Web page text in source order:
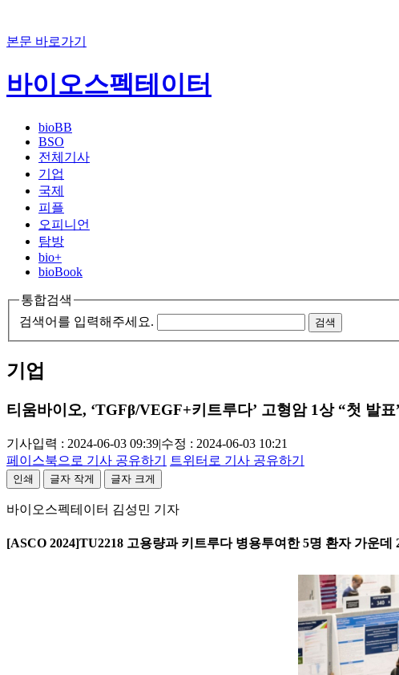
본문 바로가기
바이오스펙테이터
bioBB
BSO
전체기사
기업
국제
피플
오피니언
탐방
bio+
bioBook
통합검색
검색어를 입력해주세요.
검색
기업
티움바이오, ‘TGFβ/VEGF+키트루다’ 고형암 1상 “첫 발표
기사입력 : 2024-06-03 09:39|수정 : 2024-06-03 10:21
페이스북으로 기사 공유하기
트위터로 기사 공유하기
인쇄 글자 작게 글자 크게
바이오스펙테이터 김성민 기자
[ASCO 2024]TU2218 고용량과 키트루다 병용투여한 5명 환자 가운데